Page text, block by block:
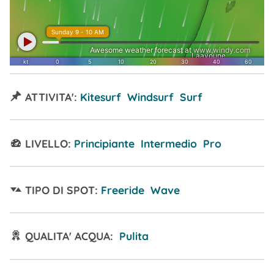
ATTIVITA': Kitesurf Windsurf Surf
LIVELLO: Principiante Intermedio Pro
TIPO DI SPOT: Freeride Wave
QUALITA' ACQUA: Pulita